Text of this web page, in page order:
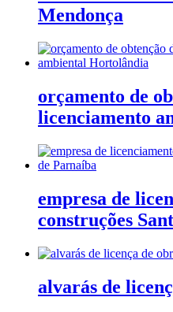
Mendonça
orçamento de
licenciamento
empresa de
construções
alvarás de